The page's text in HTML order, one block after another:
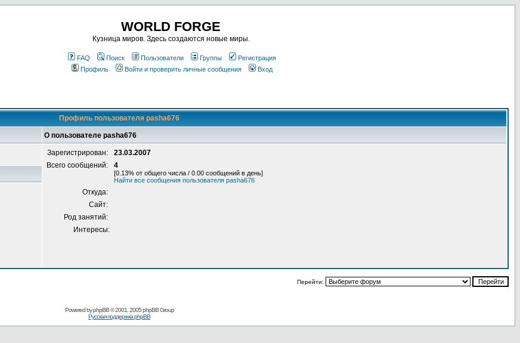
WORLD FORGE
Кузница миров. Здесь создаются новые миры.
FAQ Поиск Пользователи Группы
Регистрация
Профиль
Войти и проверить личные сообщения Вход
Профиль пользователя pasha676
О пользователе pasha676
Зарегистрирован:
23.03.2007
Всего сообщений:
4
[0.13% от общего числа / 0.00 сообщений в день]
Найти все сообщения пользователя pasha676
Откуда:
Сайт:
Род занятий:
Интересы:
Перейти:
Powered byphpBB© 2001, 2005 phpBB Group
Русская поддержка phpBB